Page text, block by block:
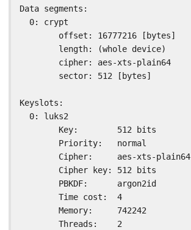
Data segments:
  0: crypt
        offset: 16777216 [bytes]
        length: (whole device)
        cipher: aes-xts-plain64
        sector: 512 [bytes]
Keyslots:
  0: luks2
        Key:        512 bits
        Priority:   normal
        Cipher:     aes-xts-plain64
        Cipher key: 512 bits
        PBKDF:      argon2id
        Time cost:  4
        Memory:     742242
        Threads:    2